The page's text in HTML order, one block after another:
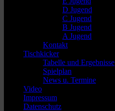
D Jugend
C Jugend
B Jugend
A Jugend
Kontakt
Tischkicker
Tabelle und Ergebnisse
Spielplan
News u. Termine
Video
Impressum
Datenschutz